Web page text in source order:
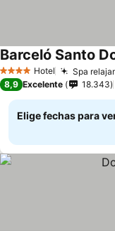
4 EstrellasHotel Spa
Barceló Santo
8,9 Excelente 18.343
Elige fechas para